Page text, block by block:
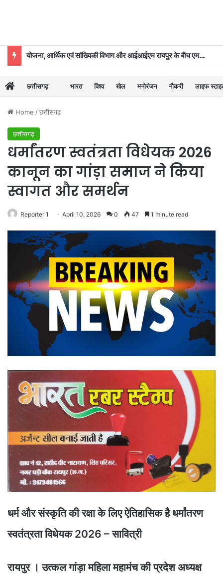
योजना, आर्थिक एवं सांख्यिकी विभाग और आईआईएम रायपुर के बीच एमओयू
छत्तीसगढ़ भारत विश्व खेल मनोरंजन नौकरी लाइफ
Home /छत्तीसगढ़
छत्तीसगढ़
धर्मांतरण स्वतंत्रता विधेयक 2026
कानून का गांड़ा समाज ने किया
स्वागत और समर्थन
Reporter 1 April 10, 2026 0 47 1 minute read
धर्म और संस्कृति की रक्षा के लिए ऐतिहासिक है धर्मांतरण
स्वतंत्रता विधेयक 2026 – सावित्री
रायपुर । उत्कल गांड़ा महिला महामंच की प्रदेश अध्यक्ष